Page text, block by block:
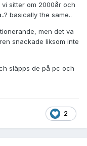
sitter om 2000år och
basically the same..
men det va
snackade liksom inte
släpps de på pc och
2